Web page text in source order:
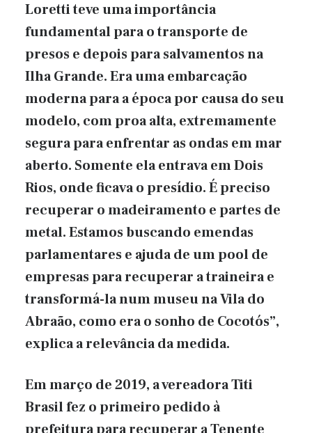
Loretti teve uma importância
fundamental para o transporte de
presos e depois para salvamentos na
Ilha Grande. Era uma embarcação
moderna para a época por causa do seu
modelo, com proa alta, extremamente
segura para enfrentar as ondas em mar
aberto. Somente ela entrava em Dois
Rios, onde ficava o presídio. É preciso
recuperar o madeiramento e partes de
metal. Estamos buscando emendas
parlamentares e ajuda de um pool de
empresas para recuperar a traineira e
transformá-la num museu na Vila do
Abraão, como era o sonho de Cocotós”,
explica a relevância da medida.
Em março de 2019, a vereadora Titi
Brasil fez o primeiro pedido à